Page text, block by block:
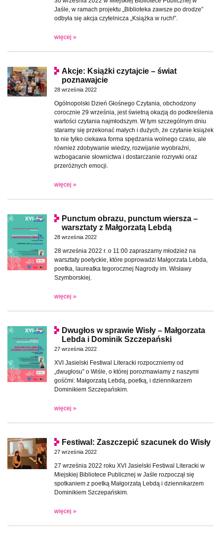
Jaśle, w ramach projektu „Biblioteka zawsze po drodze”
odbyła się akcja czytelnicza „Książka w ruch!”.
więcej »
Akcje: Książki czytajcie – świat
poznawajcie
28 września 2022
Ogólnopolski Dzień Głośnego Czytania, obchodzony
corocznie 29 września, jest świetną okazją do podkreślenia
wartości czytania najmłodszym. W tym szczególnym dniu
staramy się przekonać małych i dużych, że czytanie książek
to nie tylko ciekawa forma spędzania wolnego czasu, ale
również zdobywanie wiedzy, rozwijanie wyobraźni,
wzbogacanie słownictwa i dostarczanie rozrywki oraz
przeróżnych emocji.
więcej »
Punctum obrazu, punctum wiersza –
warsztaty z Małgorzatą Lebdą
28 września 2022
28 września 2022 r. o 11:00 zapraszamy młodzież na
warsztaty poetyckie, które poprowadzi Małgorzata Lebda,
poetka, laureatka tegorocznej Nagrody im. Wisławy
Szymborskiej.
więcej »
Dwugłos w sprawie Wisły – Małgorzata
Lebda i Dominik Szczepański
27 września 2022
XVI Jasielski Festiwal Literacki rozpoczniemy od
„dwugłosu” o Wiśle, o której porozmawiamy z naszymi
gośćmi: Małgorzatą Lebdą, poetką, i dziennikarzem
Dominikiem Szczepańskim.
więcej »
Festiwal: Zaszczepić szacunek do Wisły
27 września 2022
27 września 2022 roku XVI Jasielski Festiwal Literacki w
Miejskiej Bibliotece Publicznej w Jaśle rozpoczął się
spotkaniem z poetką Małgorzatą Lebdą i dziennikarzem
Dominikiem Szczepańskim.
więcej »